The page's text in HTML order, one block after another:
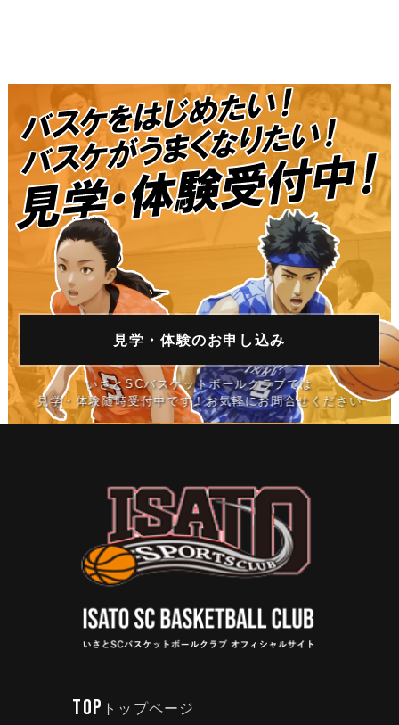
見学・体験のお申し込み
いさとSCバスケットボールクラブでは
見学・体験随時受付中です！お気軽にお問合せください
TOP トップページ